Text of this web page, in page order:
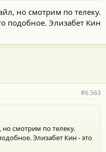
но смотрим по телеку.
подобное. Элизабет Кин
#6.563
смотрим по телеку.
Элизабет Кин - это